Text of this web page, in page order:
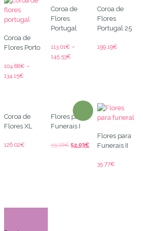
Coroa de
Flores Porto
104.88€ –
134.15€
Coroa de
Flores
Portugal
113.01€ –
145.53€
Coroa de
Flores
Portugal 25
199.19€
Coroa de
Flores XL
126.02€
Flores para
Funerais I
55.28€ 52.03€
Flores para
Funerais II
35.77€